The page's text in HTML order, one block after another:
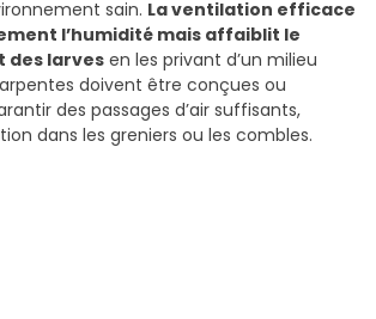
sain. La ventilation efficace
l’humidité mais affaiblit le
des larves en les privant d’un milieu
doivent être conçues ou
des passages d’air suffisants,
dans les greniers ou les combles.